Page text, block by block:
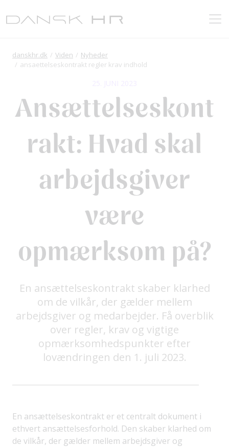
danskhr.dk Viden
Nyheder
ansaettelseskontrakt regler krav indhold
Ansættelseskont
rakt: Hvad skal
arbejdsgiver
være
opmærksom på?
En ansættelseskontrakt skaber klarhed
om de vilkår, der gælder mellem
arbejdsgiver og medarbejder. Få overblik
over regler, krav og vigtige
opmærksomhedspunkter efter
lovændringen den 1. juli 2023.
En ansættelseskontrakt er et centralt dokument i
ethvert ansættelsesforhold. Den skaber klarhed om
de vilkår, der gælder mellem arbejdsgiver og